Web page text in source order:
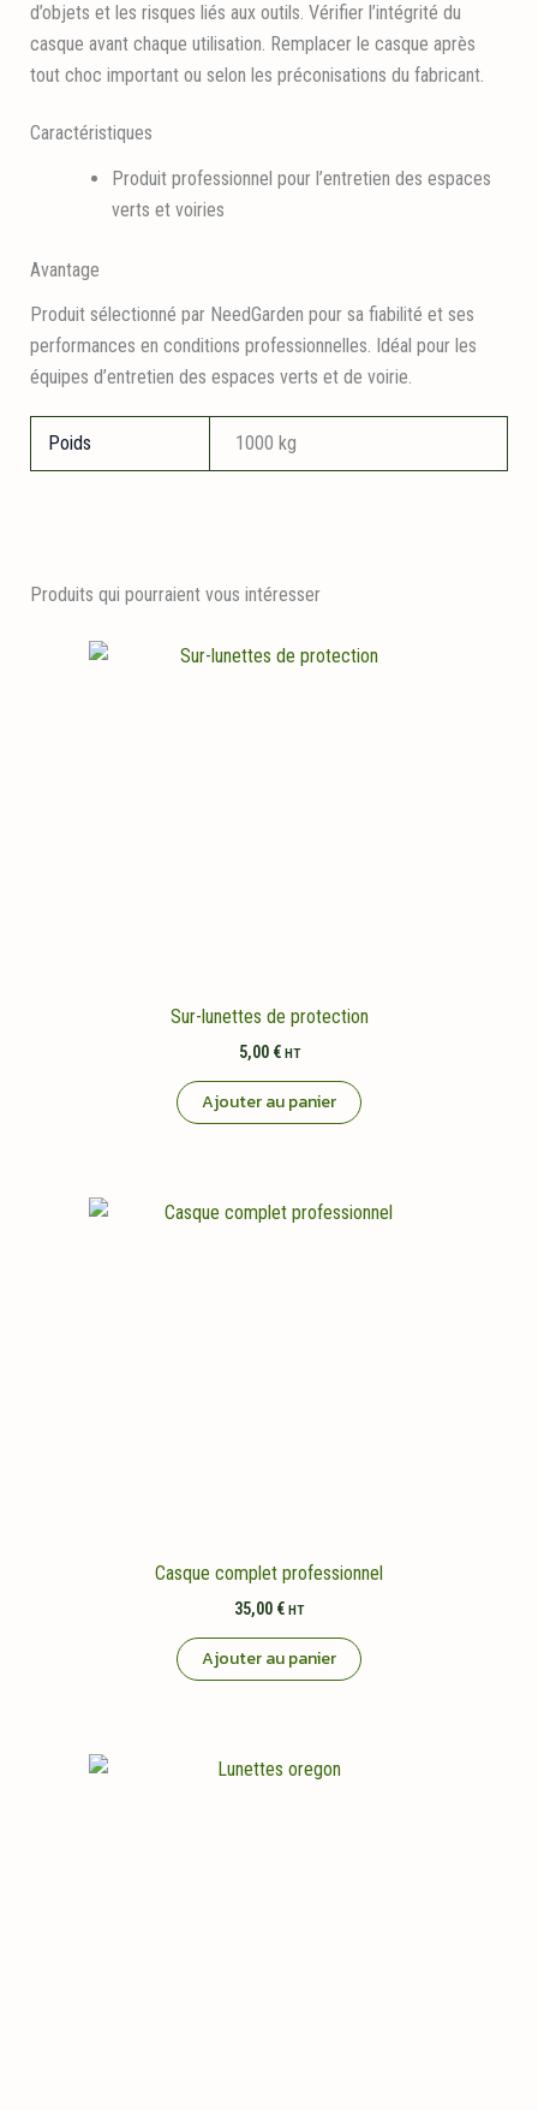
d’objets et les risques liés aux outils. Vérifier l’intégrité du
casque avant chaque utilisation. Remplacer le casque après
tout choc important ou selon les préconisations du fabricant.
Caractéristiques
Produit professionnel pour l’entretien des espaces
verts et voiries
Avantage
Produit sélectionné par NeedGarden pour sa fiabilité et ses
performances en conditions professionnelles. Idéal pour les
équipes d’entretien des espaces verts et de voirie.
Poids 1000 kg
Produits qui pourraient vous intéresser
Sur-lunettes de protection
5,00 € HT
Ajouter au panier
Casque complet professionnel
35,00 € HT
Ajouter au panier